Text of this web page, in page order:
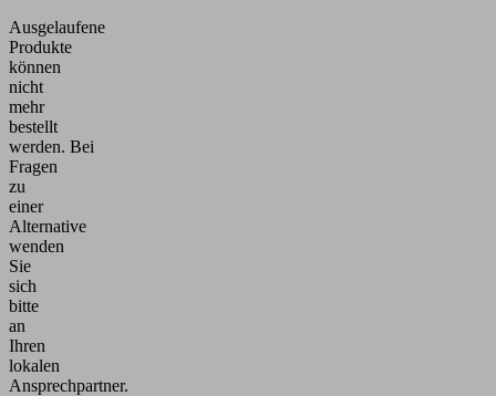
Ausgelaufene
Produkte
können
nicht
mehr
bestellt
werden. Bei
Fragen
zu
einer
Alternative
wenden
Sie
sich
bitte
an
Ihren
lokalen
Ansprechpartner.